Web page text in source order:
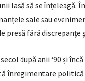
lasă să se
sale sau
fără discrepanțe
după anii ‘90 și
înregimentare